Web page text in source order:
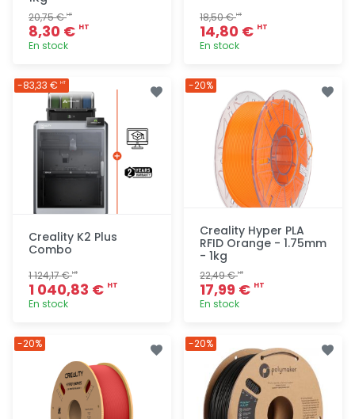
20,75 €HT
8,30 € HT
En stock
rapide
18,50 €HT
14,80 € HT
En stock
rapide
Creality K2 Plus
Combo
1 124,17 €HT
1 040,83 € HT
En stock
-83,33 € HT
Creality Hyper PLA
RFID Orange - 1.75mm
- 1kg
22,49 €HT
17,99 € HT
En stock
rapide
-20%
-20% -20%